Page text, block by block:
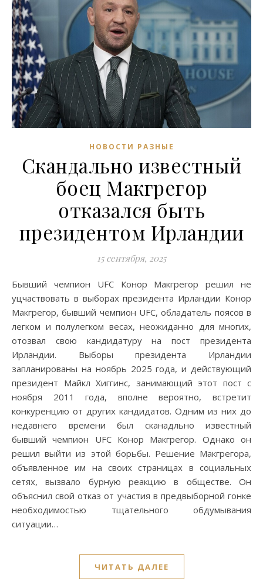
НОВОСТИ РАЗНЫЕ
Скандально известный
боец Макгрегор
отказался быть
президентом Ирландии
15 сентября, 2025
Бывший чемпион UFC Конор Макгрегор решил не
уцчаствовать в выборах президента Ирландии Конор
Макгрегор, бывший чемпион UFC, обладатель поясов в
легком и полулегком весах, неожиданно для многих,
отозвал свою кандидатуру на пост президента
Ирландии. Выборы президента Ирландии
запланированы на ноябрь 2025 года, и действующий
президент Майкл Хиггинс, занимающий этот пост с
ноября 2011 года, вполне вероятно, встретит
конкуренцию от других кандидатов. Одним из них до
недавнего времени был сканадльно известный
бывший чемпион UFC Конор Макгрегор. Однако он
решил выйти из этой борьбы. Решение Макгрегора,
объявленное им на своих страницах в социальных
сетях, вызвало бурную реакцию в обществе. Он
объяснил свой отказ от участия в предвыборной гонке
необходимостью тщательного обдумывания
ситуации…
ЧИТАТЬ ДАЛЕЕ